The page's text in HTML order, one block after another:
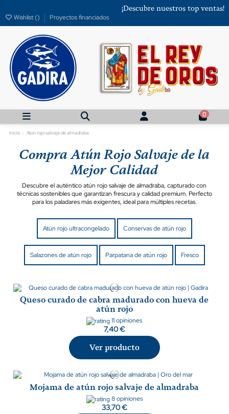
¡Descubre nuestros top ventas!
Wishlist () Proyectos financiados
0
Inicio Atún rojo salvaje de almadraba
Compra Atún Rojo Salvaje de la
Mejor Calidad
Descubre el auténtico atún rojo salvaje de almadraba, capturado con
técnicas sostenibles que garantizan frescura y calidad premium. Perfecto
para los paladares más exigentes, ideal para múltiples recetas.
Atún rojo ultracongelado Conservas de atún rojo
Salazones de atún rojo Parpatana de atún rojo Fresco
Queso curado de cabra madurado con hueva de
atún rojo
11 opiniones
7,40 €
Ver producto
Mojama de atún rojo salvaje de almadraba
8 opiniones
33,70 €